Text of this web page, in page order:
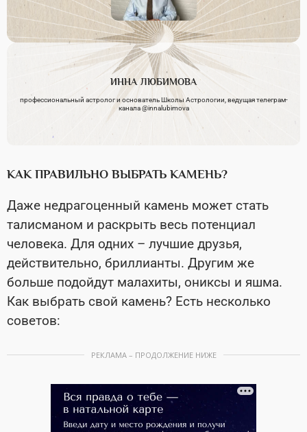
ИННА ЛЮБИМОВА
профессиональный астролог и основатель Школы Астрологии, ведущая телеграм-
канала @innalubimova
КАК ПРАВИЛЬНО ВЫБРАТЬ КАМЕНЬ?
Даже недрагоценный камень может стать
талисманом и раскрыть весь потенциал
человека. Для одних – лучшие друзья,
действительно, бриллианты. Другим же
больше подойдут малахиты, ониксы и яшма.
Как выбрать свой камень? Есть несколько
советов:
РЕКЛАМА – ПРОДОЛЖЕНИЕ НИЖЕ